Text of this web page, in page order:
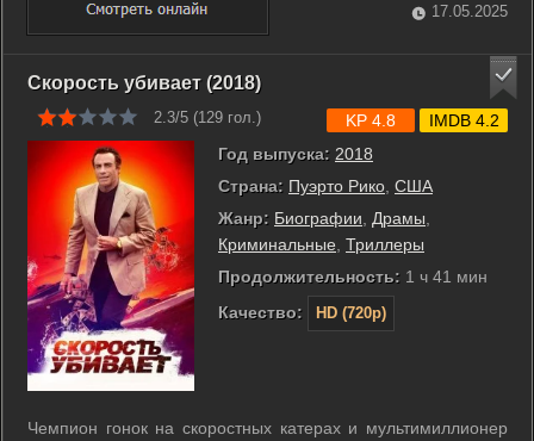
разговаривает. ...
17.05.2025
Скорость убивает (2018)
2.3/5 (129 гол.)
Год выпуска: 2018
Страна: Пуэрто Рико, США
Жанр: Биографии, Драмы,
Криминальные, Триллеры
Продолжительность: 1 ч 41 мин
Качество:
HD (720p)
KP 4.8 IMDB 4.2
Чемпион гонок на скоростных катерах и мультимиллионер